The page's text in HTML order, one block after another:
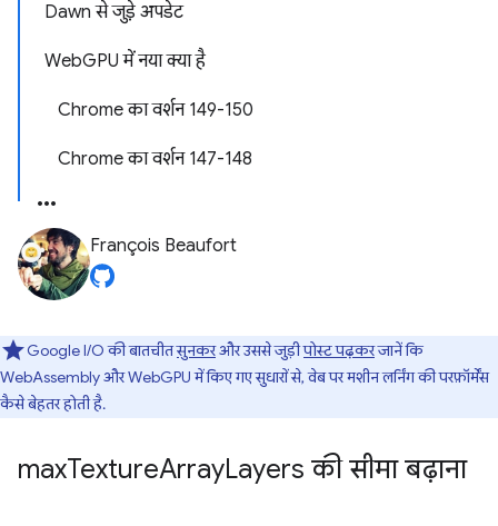
Dawn से जुड़े अपडेट
WebGPU में नया क्या है
Chrome का वर्शन 149-150
Chrome का वर्शन 147-148
François Beaufort
Google I/O की बातचीतसुनकरऔर उससे जुड़ीपोस्ट पढ़करजानें कि
WebAssembly और WebGPU में किए गए सुधारों से, वेब पर मशीन लर्निंग की परफ़ॉर्मेंस
कैसे बेहतर होती है.
maxTextureArrayLayers की सीमा बढ़ाना